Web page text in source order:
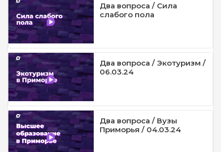
Два вопроса / Сила
слабого пола
Два вопроса / Экотуризм /
06.03.24
Два вопроса / Вузы
Приморья / 04.03.24